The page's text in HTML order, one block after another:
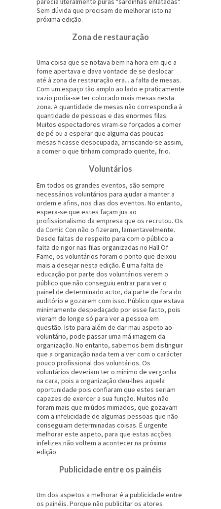
Sem dúvida que precisam de melhorar isto na
próxima edição.
Zona de restauração
Uma coisa que se notava bem na hora em que a
fome apertava e dava vontade de se deslocar
até à zona de restauração era... a falta de mesas.
Com um espaço tão amplo ao lado e praticamente
vazio podia-se ter colocado mais mesas nesta
zona. A quantidade de mesas não correspondia à
quantidade de pessoas e das enormes filas.
Muitos espectadores viram-se forçados a comer
de pé ou a esperar que alguma das poucas
mesas ficasse desocupada, arriscando-se assim,
a comer o que tinham comprado quente, frio.
Voluntários
Em todos os grandes eventos, são sempre
necessários voluntários para ajudar a manter a
ordem e afins, nos dias dos eventos. No entanto,
espera-se que estes façam jus ao
profissionalismo da empresa que os recrutou. Os
da Comic Con não o fizeram, lamentavelmente.
Desde faltas de respeito para com o público a
falta de rigor nas filas organizadas no Hall Of
Fame, os voluntários foram o ponto que deixou
mais a desejar nesta edição. É uma falta de
educação por parte dos voluntários verem o
público que não conseguiu entrar para ver o
painel de determinado actor, da parte de fora do
auditório e gozarem com isso. Público que estava
minimamente despedaçado por esse facto, pois
vieram de longe só para ver a pessoa em
questão. Isto para além de dar mau aspeto ao
voluntário, pode passar uma má imagem da
organização. No entanto, sabemos bem distinguir
que a organização nada tem a ver com o carácter
pouco profissional dos voluntários. Os
voluntários deveriam ter o mínimo de vergonha
na cara, pois a organização deu-lhes aquela
oportunidade pois confiaram que estes seriam
capazes de exercer a sua função. Muitos não
foram mais que miúdos mimados, que gozavam
com a infelicidade de algumas pessoas que não
conseguiam determinadas coisas. É urgente
melhorar este aspeto, para que estas acções
infelizes não voltem a acontecer na próxima
edição.
Publicidade entre os painéis
Um dos aspetos a melhorar é a publicidade entre
os painéis. Porque não publicitar os atores